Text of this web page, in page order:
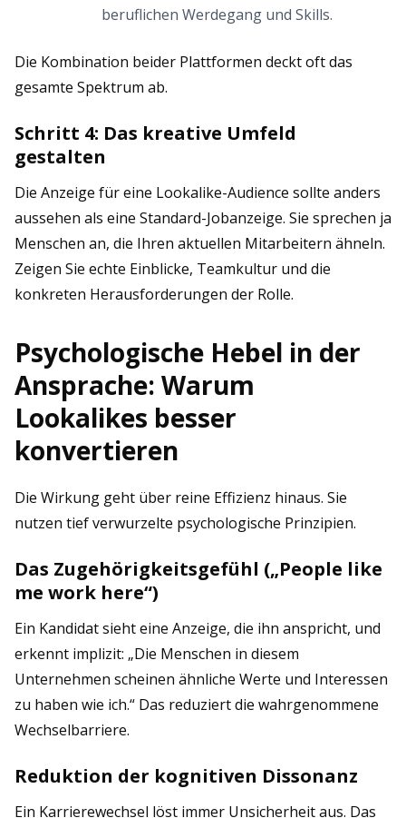
beruflichen Werdegang und Skills.
Die Kombination beider Plattformen deckt oft das
gesamte Spektrum ab.
Schritt 4: Das kreative Umfeld
gestalten
Die Anzeige für eine Lookalike-Audience sollte anders
aussehen als eine Standard-Jobanzeige. Sie sprechen ja
Menschen an, die Ihren aktuellen Mitarbeitern ähneln.
Zeigen Sie echte Einblicke, Teamkultur und die
konkreten Herausforderungen der Rolle.
Psychologische Hebel in der
Ansprache: Warum
Lookalikes besser
konvertieren
Die Wirkung geht über reine Effizienz hinaus. Sie
nutzen tief verwurzelte psychologische Prinzipien.
Das Zugehörigkeitsgefühl („People like
me work here“)
Ein Kandidat sieht eine Anzeige, die ihn anspricht, und
erkennt implizit: „Die Menschen in diesem
Unternehmen scheinen ähnliche Werte und Interessen
zu haben wie ich.“ Das reduziert die wahrgenommene
Wechselbarriere.
Reduktion der kognitiven Dissonanz
Ein Karrierewechsel löst immer Unsicherheit aus. Das